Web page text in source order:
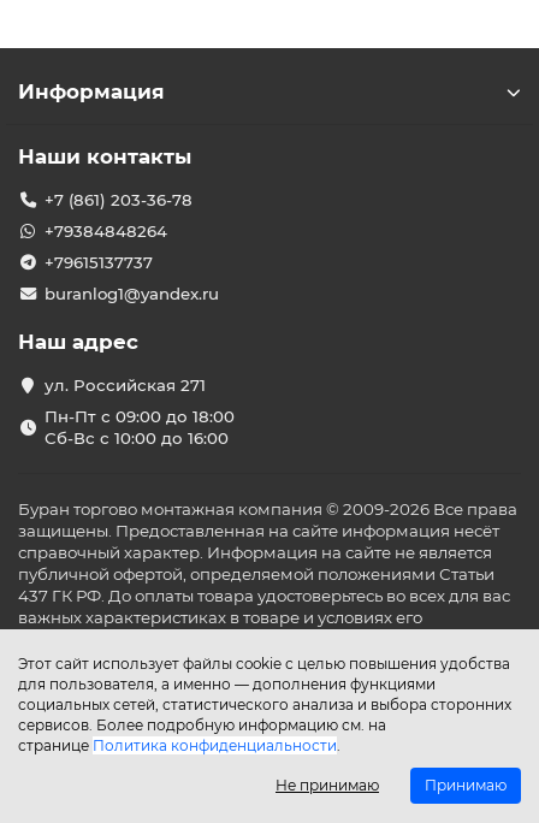
Этот сайт использует файлы cookie с целью повышения удобства
для пользователя, а именно — дополнения функциями
социальных сетей, статистического анализа и выбора сторонних
сервисов. Более подробную информацию см. на
странице Политика конфиденциальности.
Не принимаю Принимаю
Информация
Наши контакты
+7 (861) 203-36-78
+79384848264
+79615137737
buranlog1@yandex.ru
Наш адрес
ул. Российская 271
Пн-Пт с 09:00 до 18:00
Сб-Вс с 10:00 до 16:00
Буран торгово монтажная компания © 2009-2026 Все права
защищены. Предоставленная на сайте информация несёт
справочный характер. Информация на сайте не является
публичной офертой, определяемой положениями Статьи
437 ГК РФ. До оплаты товара удостоверьтесь во всех для вас
важных характеристиках в товаре и условиях его